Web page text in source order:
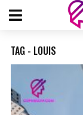
TAG - LOUIS